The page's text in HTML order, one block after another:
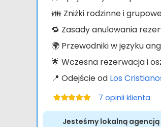
👪 Zniżki rodzinne i
🔁 Zasady anulowania
🌍 Przewodniki w języku
🌟 Wczesna rezerwacja i
📍 Odejście od Los
5.00
7 opinii klienta
Jesteśmy lokalną